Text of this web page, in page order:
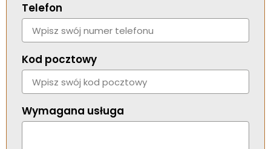
Telefon
Kod pocztowy
Wymagana usługa